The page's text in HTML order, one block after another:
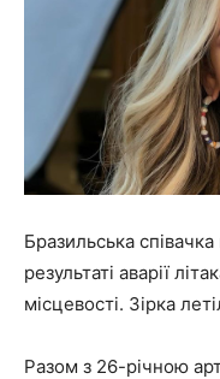
Бразильська
результаті аварії
місцевості. Зірка
Разом з 26-річною